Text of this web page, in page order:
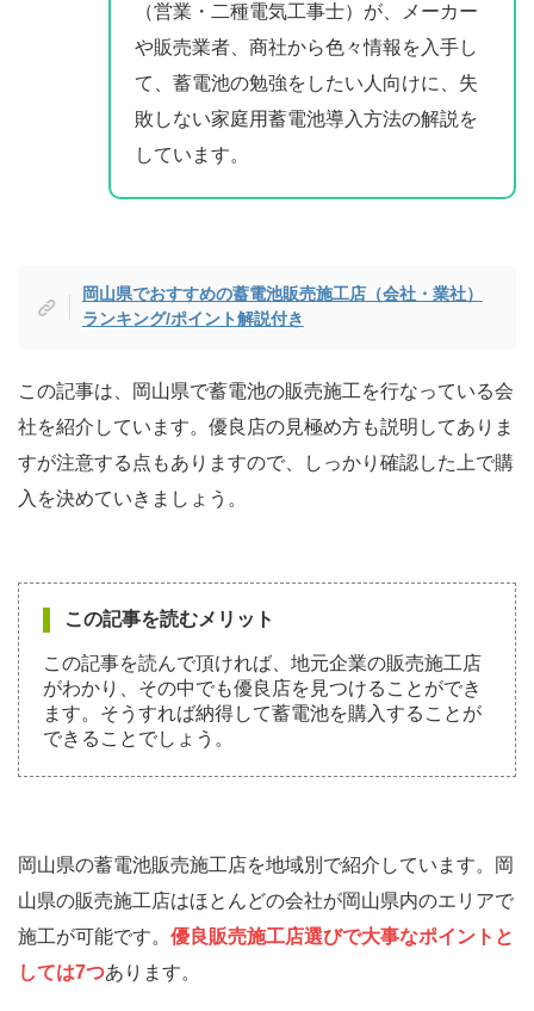
（営業・二種電気工事士）が、メーカー
や販売業者、商社から色々情報を入手し
て、蓄電池の勉強をしたい人向けに、失
敗しない家庭用蓄電池導入方法の解説を
しています。
岡山県でおすすめの蓄電池販売施工店（会社・業社）
ランキング/ポイント解説付き
この記事は、岡山県で蓄電池の販売施工を行なっている会
社を紹介しています。優良店の見極め方も説明してありま
すが注意する点もありますので、しっかり確認した上で購
入を決めていきましょう。
この記事を読むメリット
この記事を読んで頂ければ、地元企業の販売施工店
がわかり、その中でも優良店を見つけることができ
ます。そうすれば納得して蓄電池を購入することが
できることでしょう。
岡山県の蓄電池販売施工店を地域別で紹介しています。岡
山県の販売施工店はほとんどの会社が岡山県内のエリアで
施工が可能です。 優良販売施工店選びで大事なポイントと
しては7つあります。